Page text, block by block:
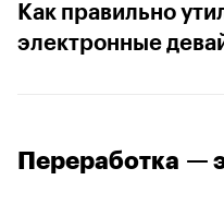
Как правильно
электронные
Переработка —